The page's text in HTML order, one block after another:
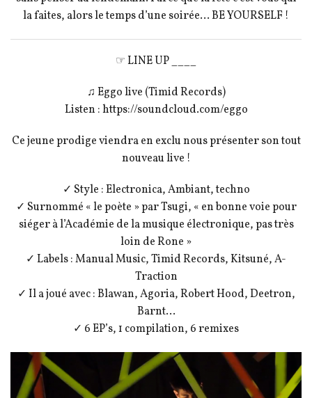
la faites, alors le temps d’une soirée… BE YOURSELF !
☞ LINE UP ____
♫ Eggo live (Timid Records)
Listen : https://soundcloud.com/eggo
Ce jeune prodige viendra en exclu nous présenter son tout
nouveau live !
✓ Style : Electronica, Ambiant, techno
✓ Surnommé « le poète » par Tsugi, « en bonne voie pour
siéger à l’Académie de la musique électronique, pas très
loin de Rone »
✓ Labels : Manual Music, Timid Records, Kitsuné, A-
Traction
✓ Il a joué avec : Blawan, Agoria, Robert Hood, Deetron,
Barnt…
✓ 6 EP’s, 1 compilation, 6 remixes